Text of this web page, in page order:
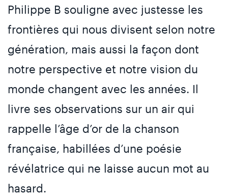
Philippe B souligne avec justesse les
frontières qui nous divisent selon notre
génération, mais aussi la façon dont
notre perspective et notre vision du
monde changent avec les années. Il
livre ses observations sur un air qui
rappelle l’âge d’or de la chanson
française, habillées d’une poésie
révélatrice qui ne laisse aucun mot au
hasard.